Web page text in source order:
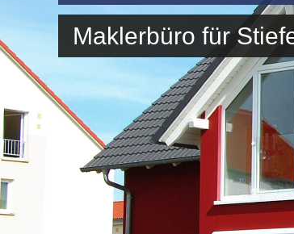
Maklerbüro für